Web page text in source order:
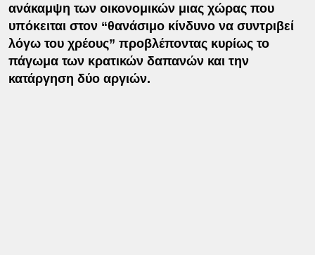
ανάκαμψη των οικονομικών μιας χώρας που
υπόκειται στον “θανάσιμο κίνδυνο να συντριβεί
λόγω του χρέους” προβλέποντας κυρίως το
πάγωμα των κρατικών δαπανών και την
κατάργηση δύο αργιών.